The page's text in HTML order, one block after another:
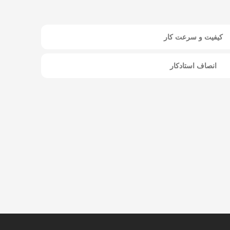
کیفیت و سرعت کار
انصاف استادکار